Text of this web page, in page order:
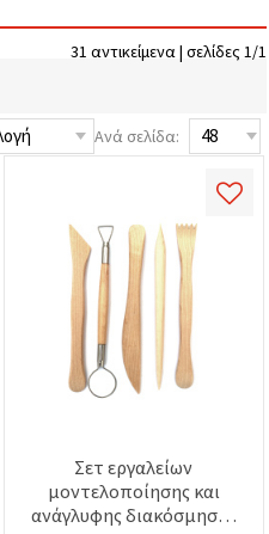
31 αντικείμενα | σελίδες 1/1
Ανά σελίδα:
Σετ εργαλείων
μοντελοποίησης και
ανάγλυφης διακόσμησης